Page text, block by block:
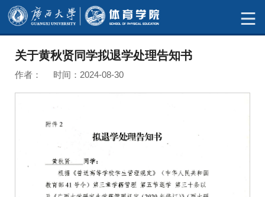
关于黄秋贤同学拟退学处理告知书
作者： 时间：2024-08-30